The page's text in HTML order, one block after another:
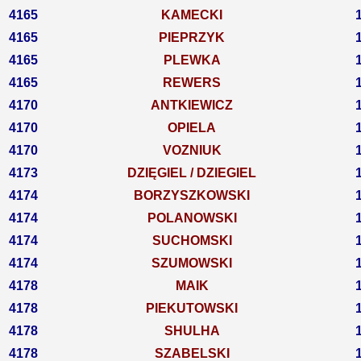
4165
KAMECKI
4165
PIEPRZYK
4165
PLEWKA
4165
REWERS
4170
ANTKIEWICZ
4170
OPIELA
4170
VOZNIUK
4173
DZIĘGIEL / DZIEGIEL
4174
BORZYSZKOWSKI
4174
POLANOWSKI
4174
SUCHOMSKI
4174
SZUMOWSKI
4178
MAIK
4178
PIEKUTOWSKI
4178
SHULHA
4178
SZABELSKI